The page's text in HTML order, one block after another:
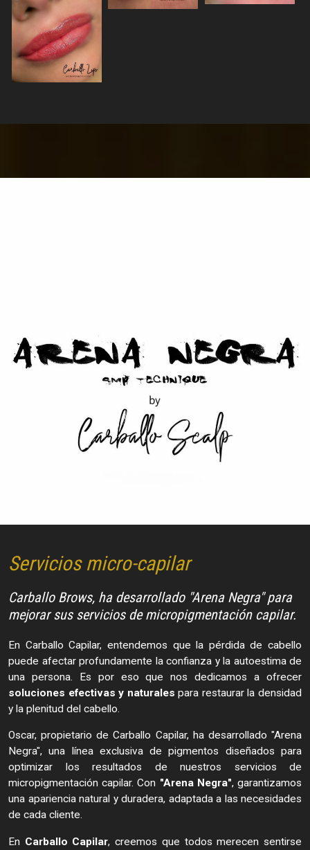
Servicios micro-capilar
Carballo Brows, ha desarrollado "Arena Negra" para
mejorar sus servicios de micropigmentación capilar.
En Carballo Capilar, entendemos que la pérdida de cabello
puede afectar profundamente la confianza y la autoestima de
una persona. Es por eso que nos dedicamos a ofrecer
soluciones efectivas y naturales para restaurar la densidad
y la plenitud del cabello.
Oscar, propietario de Carballo Capilar, ha desarrollado "Arena
Negra", una línea exclusiva de pigmentos diseñados para
optimizar los resultados de nuestros servicios de
micropigmentación capilar. Con "Arena Negra", garantizamos
una apariencia natural y duradera, adaptada a las necesidades
de cada cliente.
En Carballo Capilar, creemos que todos merecen sentirse